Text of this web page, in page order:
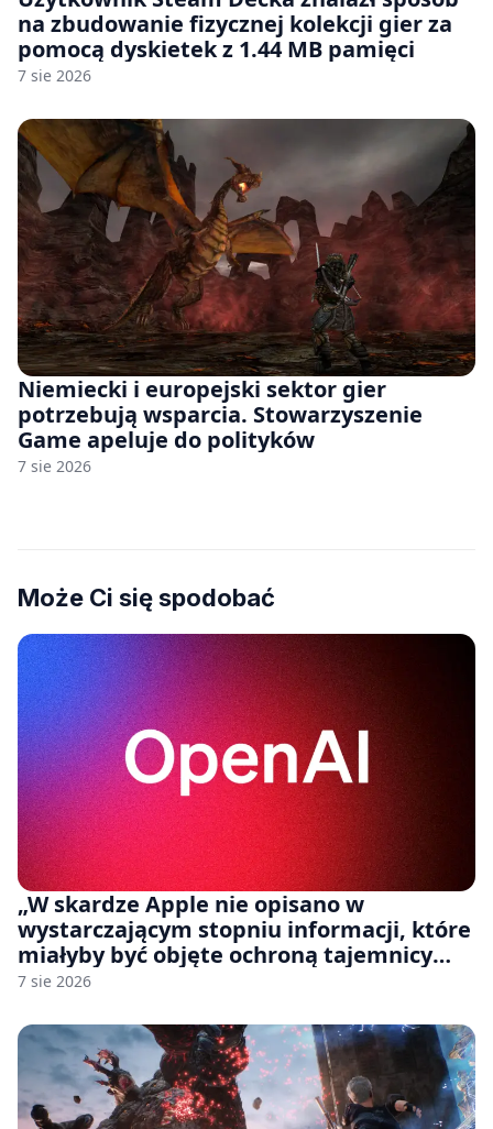
na zbudowanie fizycznej kolekcji gier za
pomocą dyskietek z 1.44 MB pamięci
7 sie 2026
Niemiecki i europejski sektor gier
potrzebują wsparcia. Stowarzyszenie
Game apeluje do polityków
7 sie 2026
Może Ci się spodobać
„W skardze Apple nie opisano w
wystarczającym stopniu informacji, które
miałyby być objęte ochroną tajemnicy
handlowej”. OpenAI żąda odrzucenia
7 sie 2026